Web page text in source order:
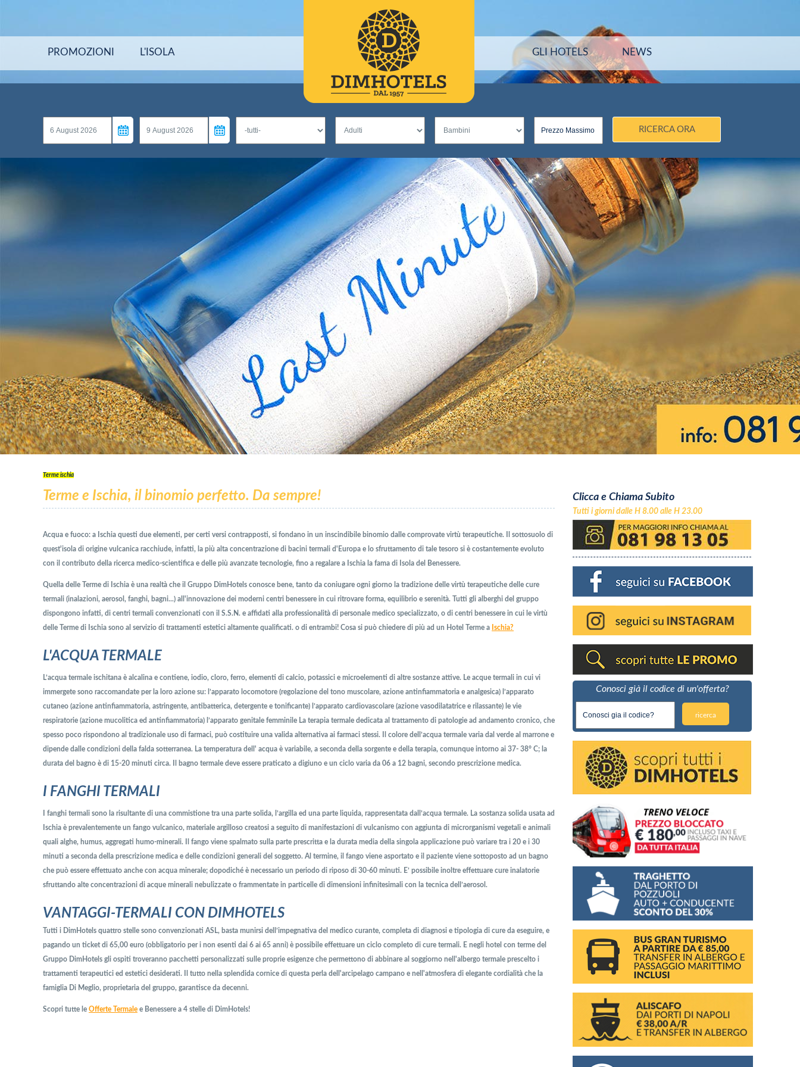
PROMOZIONI L'ISOLA GLI HOTELS NEWS
RICERCA ORA
Terme ischia
Terme e Ischia, il binomio perfetto. Da sempre!
Acqua e fuoco: a Ischia questi due elementi, per certi versi contrapposti, si fondano in un inscindibile binomio dalle comprovate virtù terapeutiche. Il sottosuolo di
quest'isola di origine vulcanica racchiude, infatti, la più alta concentrazione di bacini termali d'Europa e lo sfruttamento di tale tesoro si è costantemente evoluto
con il contributo della ricerca medico-scientifica e delle più avanzate tecnologie, fino a regalare a Ischia la fama di Isola del Benessere.
Quella delle Terme di Ischia è una realtà che il Gruppo DimHotels conosce bene, tanto da coniugare ogni giorno la tradizione delle virtù terapeutiche delle cure
termali (inalazioni, aerosol, fanghi, bagni...) all'innovazione dei moderni centri benessere in cui ritrovare forma, equilibrio e serenità. Tutti gli alberghi del gruppo
dispongono infatti, di centri termali convenzionati con il S.S.N. e affidati alla professionalità di personale medico specializzato, o di centri benessere in cui le virtù
delle Terme di Ischia sono al servizio di trattamenti estetici altamente qualificati. o di entrambi! Cosa si può chiedere di più ad un Hotel Terme a Ischia?
L'ACQUA TERMALE
L’acqua termale ischitana è alcalina e contiene, iodio, cloro, ferro, elementi di calcio, potassici e microelementi di altre sostanze attive. Le acque termali in cui vi
immergete sono raccomandate per la loro azione su: l’apparato locomotore (regolazione del tono muscolare, azione antinfiammatoria e analgesica) l’apparato
cutaneo (azione antinfiammatoria, astringente, antibatterica, detergente e tonificante) l’apparato cardiovascolare (azione vasodilatatrice e rilassante) le vie
respiratorie (azione mucolitica ed antinfiammatoria) l’apparato genitale femminile La terapia termale dedicata al trattamento di patologie ad andamento cronico, che
spesso poco rispondono al tradizionale uso di farmaci, può costituire una valida alternativa ai farmaci stessi. Il colore dell’acqua termale varia dal verde al marrone e
dipende dalle condizioni della falda sotterranea. La temperatura dell' acqua è variabile, a seconda della sorgente e della terapia, comunque intorno ai 37- 38° C; la
durata del bagno è di 15-20 minuti circa. Il bagno termale deve essere praticato a digiuno e un ciclo varia da 06 a 12 bagni, secondo prescrizione medica.
I FANGHI TERMALI
I fanghi termali sono la risultante di una commistione tra una parte solida, l’argilla ed una parte liquida, rappresentata dall’acqua termale. La sostanza solida usata ad
Ischia è prevalentemente un fango vulcanico, materiale argilloso creatosi a seguito di manifestazioni di vulcanismo con aggiunta di microrganismi vegetali e animali
quali alghe, humus, aggregati humo-minerali. Il fango viene spalmato sulla parte prescritta e la durata media della singola applicazione può variare tra i 20 e i 30
minuti a seconda della prescrizione medica e delle condizioni generali del soggetto. Al termine, il fango viene asportato e il paziente viene sottoposto ad un bagno
che può essere effettuato anche con acqua minerale; dopodiché è necessario un periodo di riposo di 30-60 minuti. E’ possibile inoltre effettuare cure inalatorie
sfruttando alte concentrazioni di acque minerali nebulizzate o frammentate in particelle di dimensioni infinitesimali con la tecnica dell’aerosol.
VANTAGGI-TERMALI CON DIMHOTELS
Tutti i DimHotels quattro stelle sono convenzionati ASL, basta munirsi dell’impegnativa del medico curante, completa di diagnosi e tipologia di cure da eseguire, e
pagando un ticket di 65,00 euro (obbligatorio per i non esenti dai 6 ai 65 anni) è possibile effettuare un ciclo completo di cure termali. E negli hotel con terme del
Gruppo DimHotels gli ospiti troveranno pacchetti personalizzati sulle proprie esigenze che permettono di abbinare al soggiorno nell'albergo termale prescelto i
trattamenti terapeutici ed estetici desiderati. Il tutto nella splendida cornice di questa perla dell'arcipelago campano e nell'atmosfera di elegante cordialità che la
famiglia Di Meglio, proprietaria del gruppo, garantisce da decenni.
Scopri tutte le Offerte Termale e Benessere a 4 stelle di DimHotels!
Clicca e Chiama Subito
Tutti i giorni dalle H 8.00 alle H 23.00
Conosci già il codice di un'offerta?
ricerca